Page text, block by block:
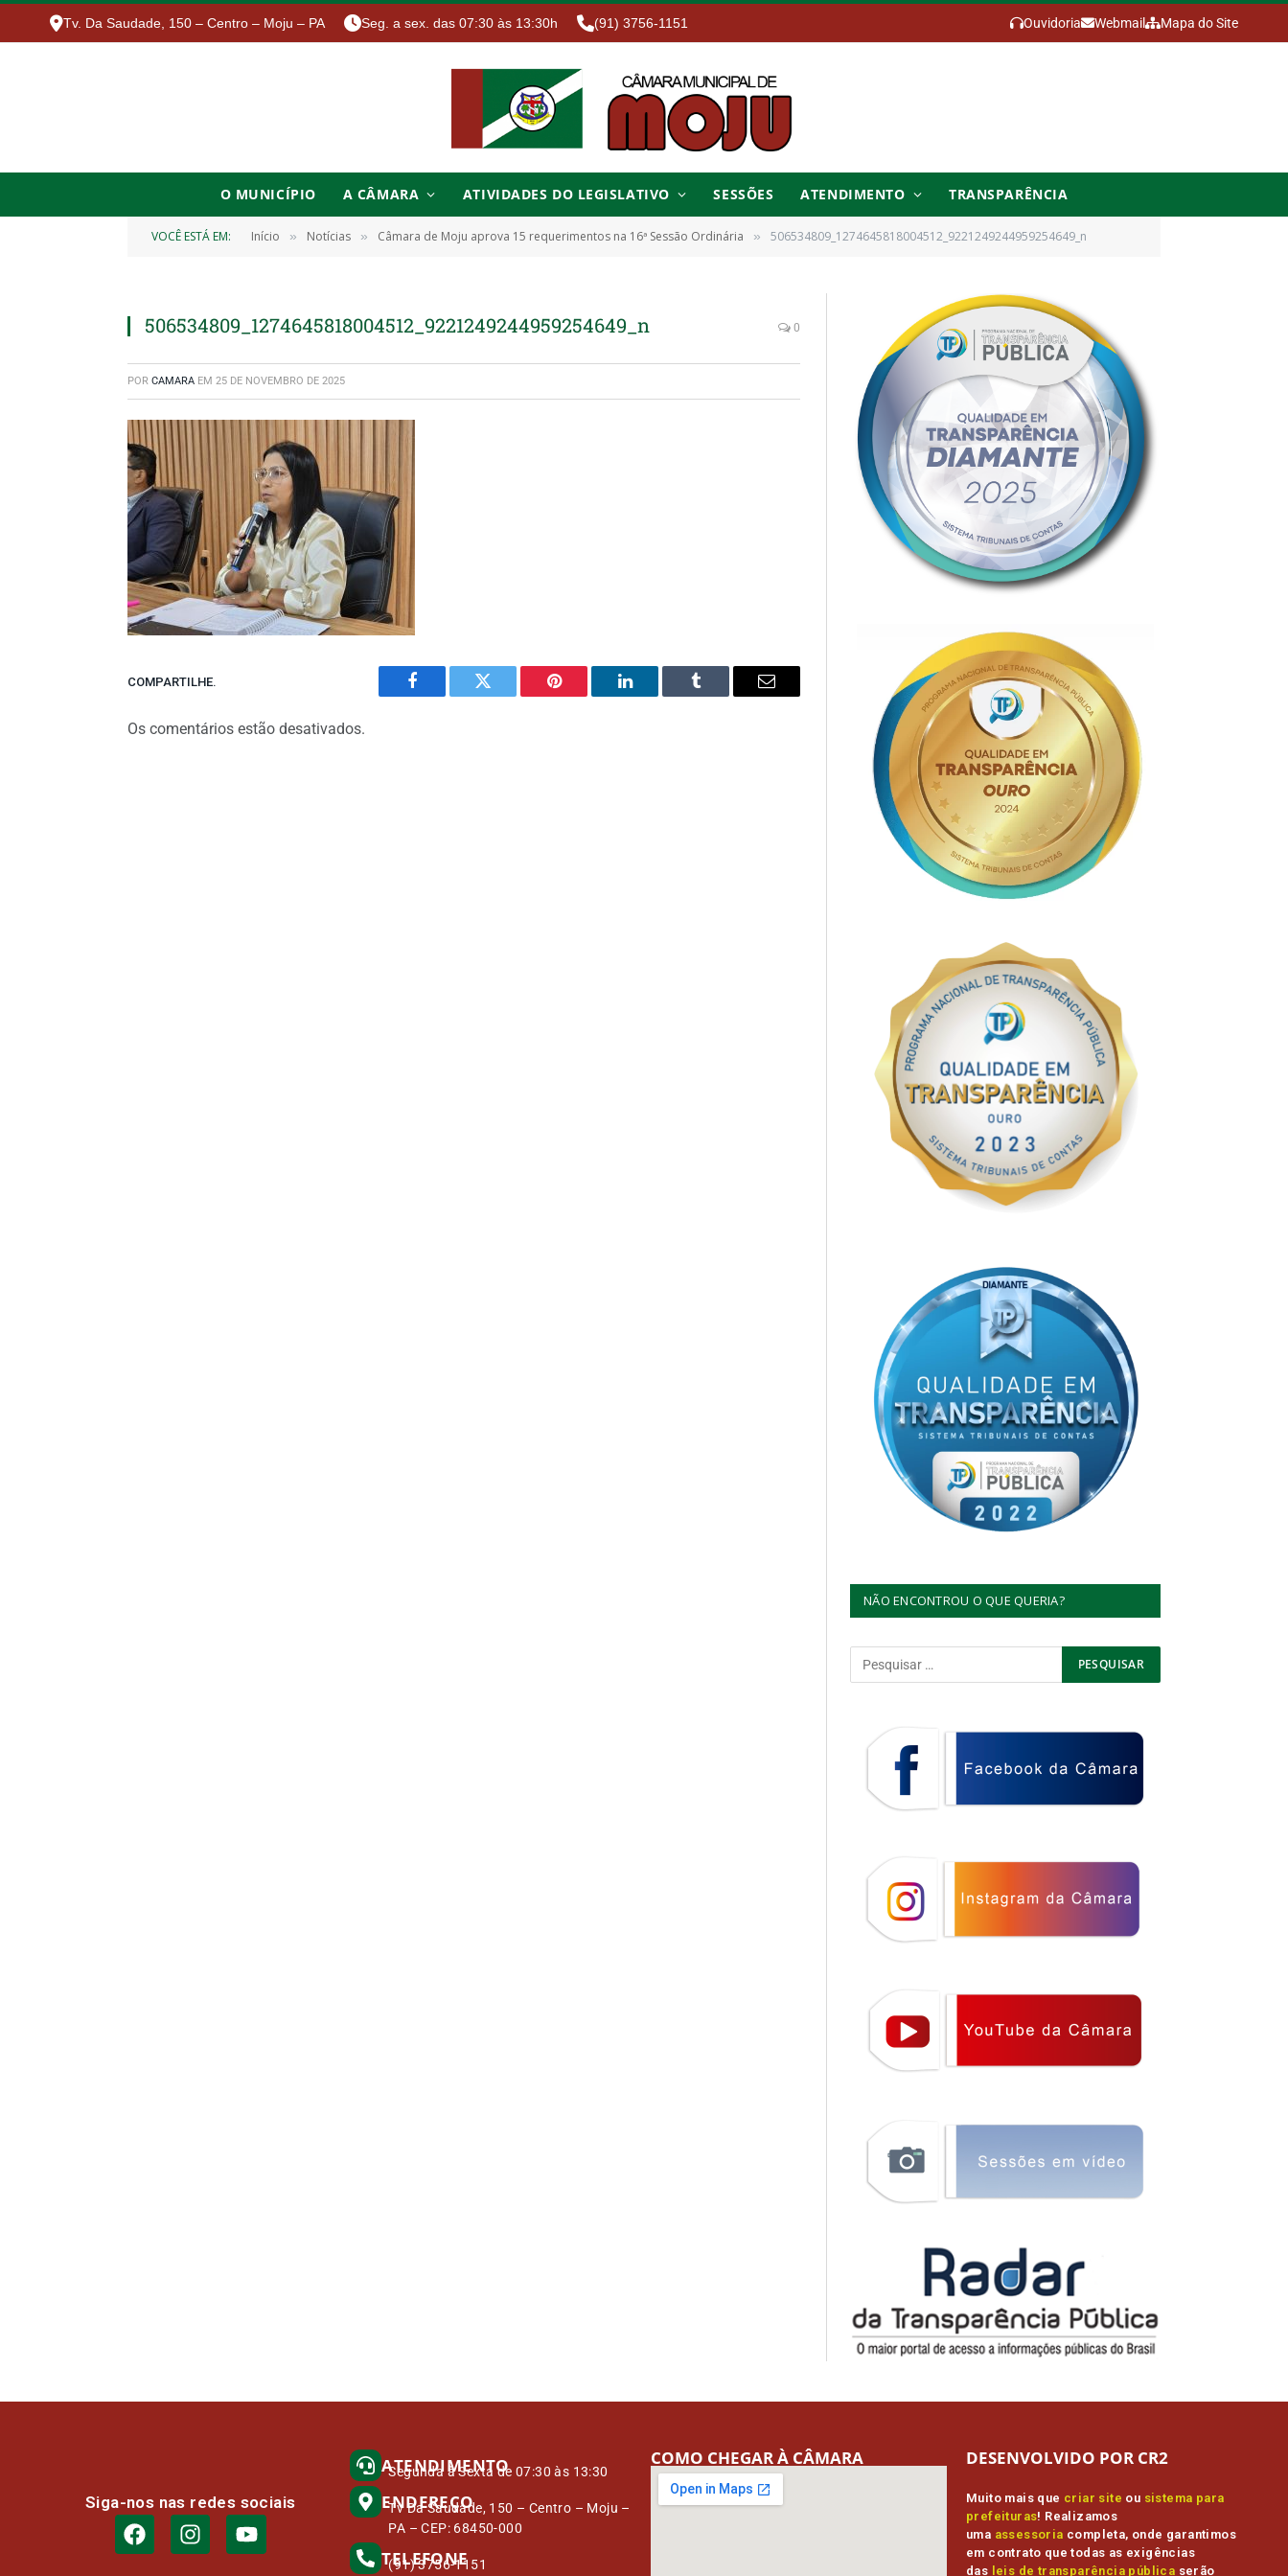
Tv. Da Saudade, 150 – Centro – Moju – PA Seg. a sex. das 07:30 às 13:30h (91) 3756-1151 Ouvidoria Webmail Mapa do Site
O MUNICÍPIO A CÂMARA ATIVIDADES DO LEGISLATIVO SESSÕES ATENDIMENTO TRANSPARÊNCIA
VOCÊ ESTÁ EM: Início » Notícias » Câmara de Moju aprova 15 requerimentos na 16ª Sessão Ordinária » 506534809_1274645818004512_9221249244959254649_n
506534809_1274645818004512_9221249244959254649_n 0
POR CAMARA EM 25 DE NOVEMBRO DE 2025
COMPARTILHE.
Facebook Twitter Pinterest
O
Tumblr
E-
Os comentários estão desativados.
NÃO ENCONTROU O QUE QUERIA?
Siga-nos nas redes sociais
ATENDIMENTO
Segunda à Sexta de 07:30 às 13:30
ENDEREÇO
Tv Da Saudade, 150 – Centro – Moju –
PA – CEP: 68450-000
TELEFONE
(91) 3756-1151
COMO CHEGAR À CÂMARA
Muito mais que criar site ou sistema para
prefeituras! Realizamos
uma assessoria completa, onde garantimos
em contrato que todas as exigências
das leis de transparência pública serão
DESENVOLVIDO POR CR2